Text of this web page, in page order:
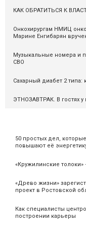
50 простых дел,
повышают её
«Кружилинские толоки»
«Древо жизни»
проект в Ростовской
Как специалисты
построении карьеры
КАК ОБРАТИТЬСЯ К
Онкохирургам НМИЦ
Марине Енгибарян
Музыкальные номера и
СВО
Сахарный диабет 2 типа:
ЭТНОЗАВТРАК. В гостях